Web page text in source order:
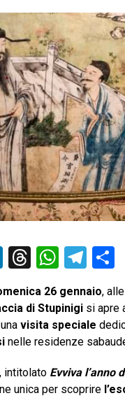
LinkedIn
Threads
26 gennaio,
di Stupinigisi apre
visita speciale
nelle residenze
intitolato Evviva l’anno
unica per scoprire